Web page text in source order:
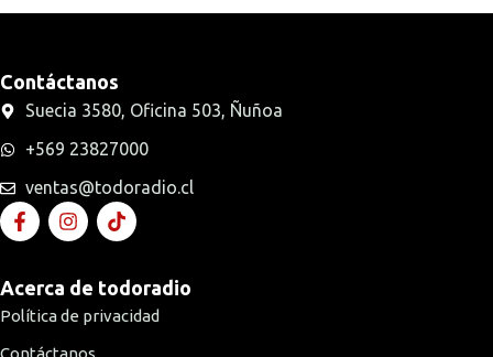
Contáctanos
Suecia 3580, Oficina 503, Ñuñoa
+569 23827000
ventas@todoradio.cl
Acerca de todoradio
Política de privacidad
Contáctanos